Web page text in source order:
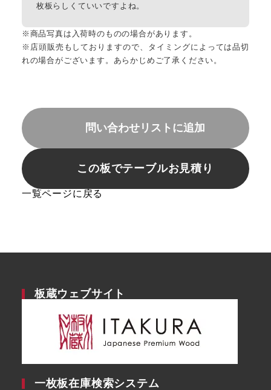
枚板らしくていいですよね。
※商品写真は入荷時のものの場合があります。
※店頭販売もしておりますので、タイミングによっては品切
れの場合がございます。あらかじめご了承ください。
問い合わせリストに追加
この板でテーブルお見積り
一覧ページに戻る
板蔵ウェブサイト
一枚板在庫検索システム